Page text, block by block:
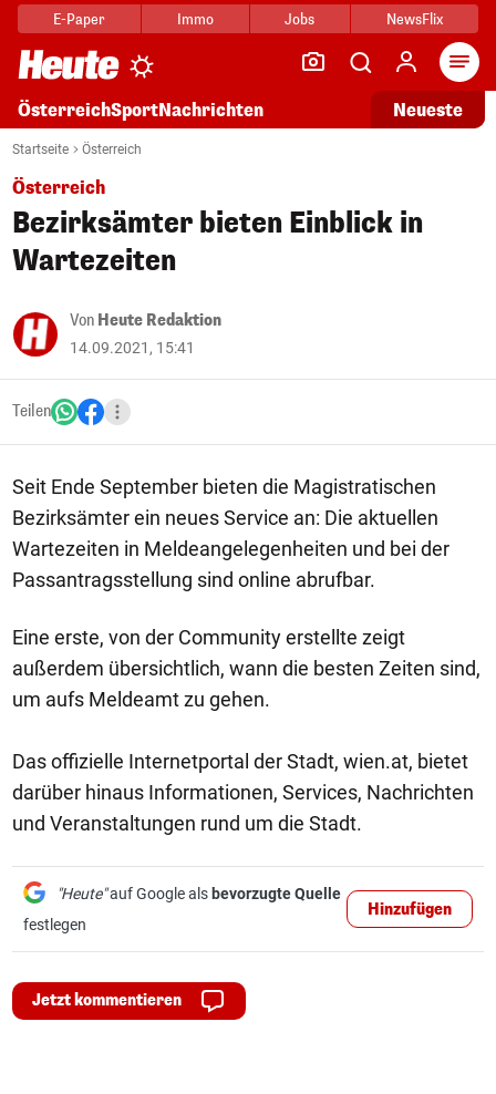
E-Paper Immo Jobs NewsFlix
ÖsterreichSportNachrichten Neueste
Startseite Österreich
Österreich
Bezirksämter bieten Einblick in
Wartezeiten
Von Heute Redaktion
14.09.2021, 15:41
Teilen
Seit Ende September bieten die Magistratischen
Bezirksämter ein neues Service an: Die aktuellen
Wartezeiten in Meldeangelegenheiten und bei der
Passantragsstellung sind online abrufbar.
Eine erste, von der Community erstellte zeigt
außerdem übersichtlich, wann die besten Zeiten sind,
um aufs Meldeamt zu gehen.
Das offizielle Internetportal der Stadt, wien.at, bietet
darüber hinaus Informationen, Services, Nachrichten
und Veranstaltungen rund um die Stadt.
"Heute"auf Google als bevorzugte Quelle
festlegen
Hinzufügen
Jetzt kommentieren